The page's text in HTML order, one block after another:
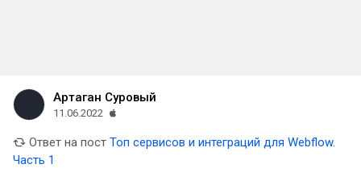
Артаган Суровый
11.06.2022
Ответ на пост Топ сервисов и интеграций для Webflow.
Часть 1